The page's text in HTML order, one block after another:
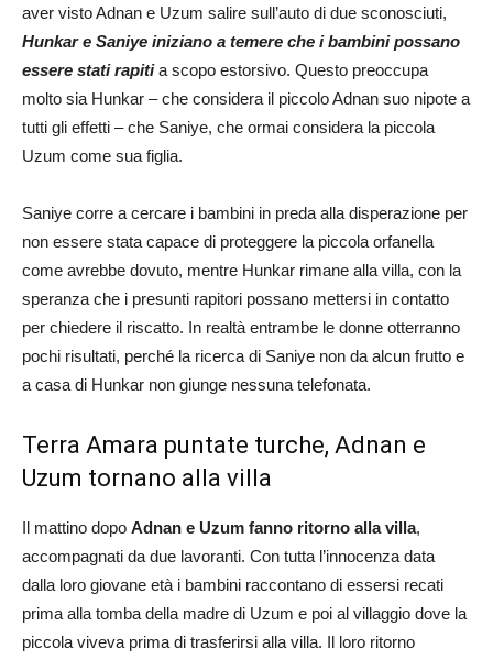
aver visto Adnan e Uzum salire sull’auto di due sconosciuti,
Hunkar e Saniye iniziano a temere che i bambini possano
essere stati rapiti a scopo estorsivo. Questo preoccupa
molto sia Hunkar – che considera il piccolo Adnan suo nipote a
tutti gli effetti – che Saniye, che ormai considera la piccola
Uzum come sua figlia.
Saniye corre a cercare i bambini in preda alla disperazione per
non essere stata capace di proteggere la piccola orfanella
come avrebbe dovuto, mentre Hunkar rimane alla villa, con la
speranza che i presunti rapitori possano mettersi in contatto
per chiedere il riscatto. In realtà entrambe le donne otterranno
pochi risultati, perché la ricerca di Saniye non da alcun frutto e
a casa di Hunkar non giunge nessuna telefonata.
Terra Amara puntate turche, Adnan e
Uzum tornano alla villa
Il mattino dopo Adnan e Uzum fanno ritorno alla villa,
accompagnati da due lavoranti. Con tutta l’innocenza data
dalla loro giovane età i bambini raccontano di essersi recati
prima alla tomba della madre di Uzum e poi al villaggio dove la
piccola viveva prima di trasferirsi alla villa. Il loro ritorno